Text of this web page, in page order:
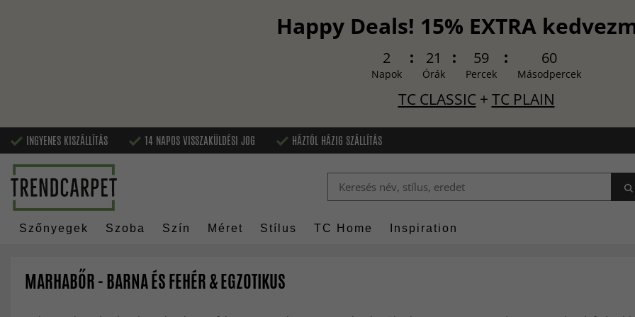
Happy Deals! 15% EXTRA
2
Napok
21
Órák
59
Percek
58
Másodpercek
TC CLASSIC+ TC PLAIN
INGYENES KISZÁLLÍTÁS 14 NAPOS VISSZAKÜLDÉSI JOG HÁZTÓL HÁZIG SZÁLLÍTÁS
Szőnyegek Szoba Szín Méret Stílus TC Home Inspiration
MARHABŐR - BARNA ÉS FEHÉR & EGZOTIKUS